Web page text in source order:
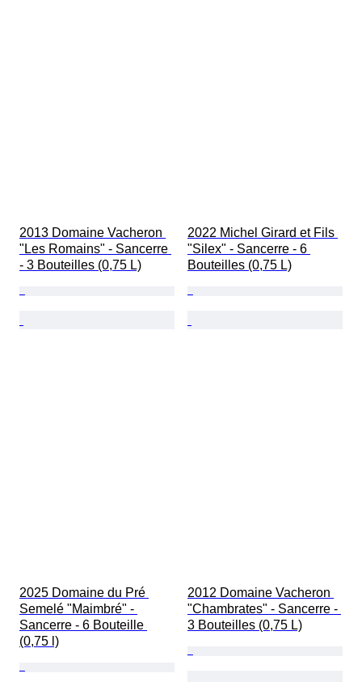
2013 Domaine Vacheron
"Les Romains" - Sancerre
- 3 Bouteilles (0,75 L)
2022 Michel Girard et Fils
"Silex" - Sancerre - 6
Bouteilles (0,75 L)
2025 Domaine du Pré
Semelé "Maimbré" -
Sancerre - 6 Bouteille
(0,75 l)
2012 Domaine Vacheron
"Chambrates" - Sancerre -
3 Bouteilles (0,75 L)